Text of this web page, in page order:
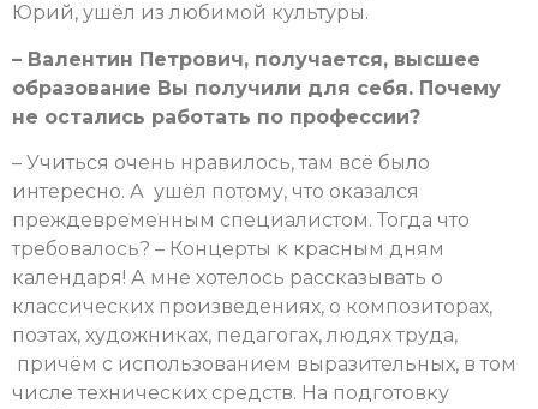
Юрий, ушёл из любимой культуры.
– Валентин Петрович, получается, высшее
образование Вы получили для себя. Почему
не остались работать по профессии?
– Учиться очень нравилось, там всё было
интересно. А ушёл потому, что оказался
преждевременным специалистом. Тогда что
требовалось? – Концерты к красным дням
календаря! А мне хотелось рассказывать о
классических произведениях, о композиторах,
поэтах, художниках, педагогах, людях труда,
причём с использованием выразительных, в том
числе технических средств. На подготовку